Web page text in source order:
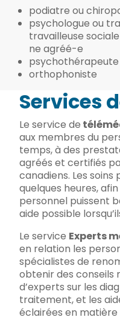
podiatre ou
psychologue ou
travailleuse
ne agréé-e
psychothérapeute
orthophoniste
Services
Le service de
aux membres du
temps, à des
agréés et certifiés
canadiens. Les
quelques heures,
personnel puissent
aide possible
Le service Experts
en relation les
spécialistes de
obtenir des conseils
d’experts sur les
traitement, et les
éclairées en matière